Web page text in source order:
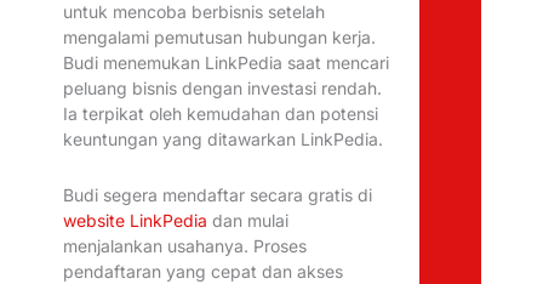
untuk mencoba berbisnis setelah
mengalami pemutusan hubungan kerja.
Budi menemukan LinkPedia saat mencari
peluang bisnis dengan investasi rendah.
Ia terpikat oleh kemudahan dan potensi
keuntungan yang ditawarkan LinkPedia.
Budi segera mendaftar secara gratis di
website LinkPedia dan mulai
menjalankan usahanya. Proses
pendaftaran yang cepat dan akses